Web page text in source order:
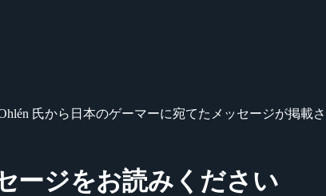
氏から日本のゲーマーに宛てたメッセージが掲載さ
ージをお読みください